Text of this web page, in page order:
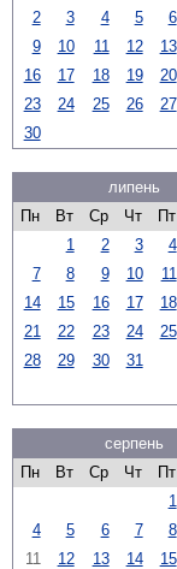
2
3 4 5 6
9
10 11 12 13
16
17 18 19 20
23
24 25 26 27
30
липень
Пн
Вт Ср Чт Пт
1
2 3 4
7
8 9 10 11
14
15 16 17 18
21
22 23 24 25
28
29 30 31
серпень
Пн
Вт Ср Чт Пт
1
4
5 6 7 8
11
12 13 14 15